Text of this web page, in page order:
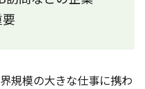
規模の大きな仕事に携わ